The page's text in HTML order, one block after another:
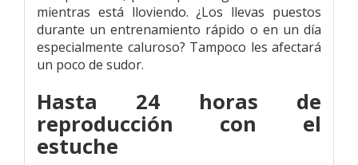
mientras está lloviendo. ¿Los llevas puestos
durante un entrenamiento rápido o en un día
especialmente caluroso? Tampoco les afectará
un poco de sudor.
Hasta 24 horas de
reproducción con el
estuche